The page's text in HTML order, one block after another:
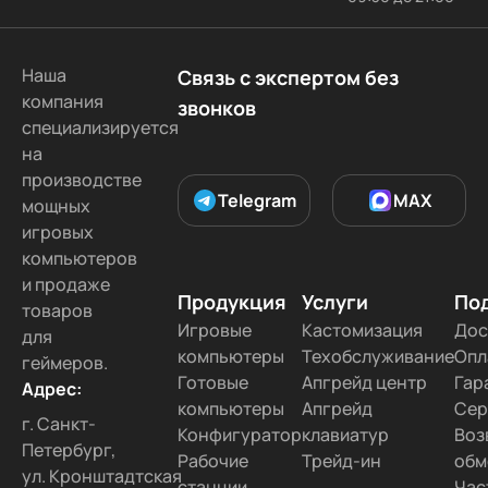
Наша
компания
специализируется
на
производстве
мощных
игровых
компьютеров
и продаже
товаров
для
геймеров.
Адрес:
г. Санкт-
Петербург,
ул. Кронштадтская
Связь с экспертом без
звонков
Telegram MAX
Продукция
Игровые
компьютеры
Готовые
компьютеры
Конфигуратор
Рабочие
Услуги
Кастомизация
Техобслуживание
Апгрейд центр
Апгрейд
клавиатур
Трейд-ин